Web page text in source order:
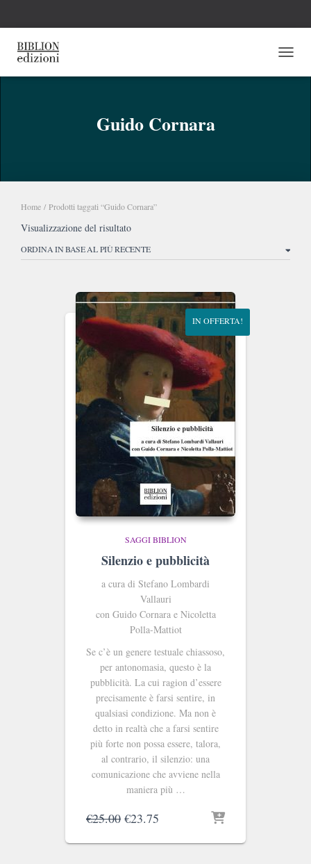
Guido Cornara
Home / Prodotti taggati “Guido Cornara”
Visualizzazione del risultato
IN OFFERTA!
SAGGI BIBLION
Silenzio e pubblicità
a cura di Stefano Lombardi
Vallauri
con Guido Cornara e Nicoletta
Polla-Mattiot
Se c’è un genere testuale chiassoso,
per antonomasia, questo è la
pubblicità. La cui ragion d’essere
precisamente è farsi sentire, in
qualsiasi condizione. Ma non è
detto in realtà che a farsi sentire
più forte non possa essere, talora,
al contrario, il silenzio: una
comunicazione che avviene nella
maniera più …
€25.00 Il
originale
€23.75
attuale